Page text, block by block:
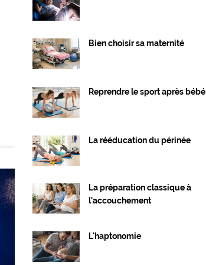
Bien choisir sa maternité
Reprendre le sport après bébé
La rééducation du périnée
La préparation classique à
l'accouchement
L'haptonomie